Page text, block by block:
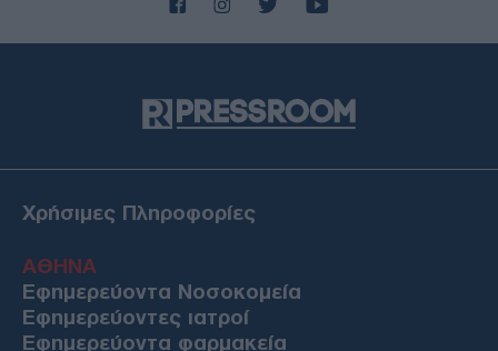
Χρήσιμες Πληροφορίες
ΑΘΗΝΑ
Εφημερεύοντα Νοσοκομεία
Εφημερεύοντες ιατροί
Εφημερεύοντα φαρμακεία